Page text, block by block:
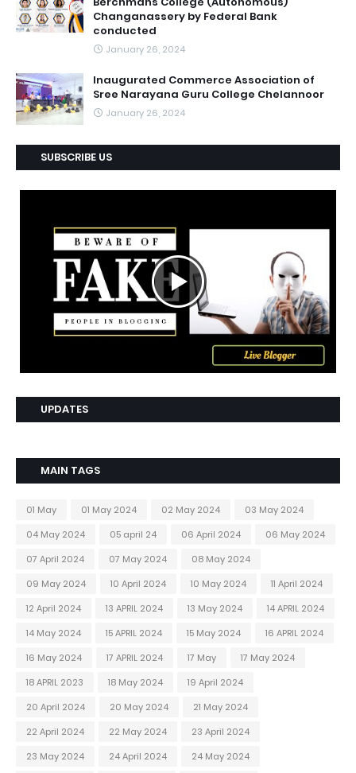
Changanassery by Federal Bank
conducted
January 26, 2024
Inaugurated Commerce Association of
Sree Narayana Guru College Chelannoor
January 26, 2024
SUBSCRIBE US
UPDATES
MAIN TAGS
01 May 01 May 2024 02 May 2024
03 May 2024
04 May 2024
05 april 24 06 April 2024
06 May 2024
07 April 2024
07 May 2024
08 May 2024
09 May 2024
10 April 2024 10 May 2024
11 April 2024
12 April 2024
13 APRIL 2024 13 May 2024
14 APRIL 2024
14 May 2024
15 APRIL 2024 15 May 2024
16 APRIL 2024
16 May 2024
17 APRIL 2024 17 May
17 May 2024
18 APRIL 2023
18 May 2024
19 April 2024
20 April 2024
20 May 2024
21 May 2024
22 April 2024
22 May 2024
23 April 2024
23 May 2024
24 April 2024
24 May 2024